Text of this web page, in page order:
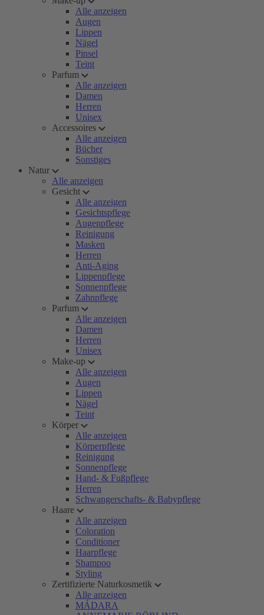
Alle anzeigen
Augen
Lippen
Nägel
Pinsel
Teint
Parfum
Alle anzeigen
Damen
Herren
Unisex
Accessoires
Alle anzeigen
Bücher
Sonstiges
Natur
Alle anzeigen
Gesicht
Alle anzeigen
Gesichtspflege
Augenpflege
Reinigung
Masken
Herren
Anti-Aging
Lippenpflege
Sonnenpflege
Zahnpflege
Parfum
Alle anzeigen
Damen
Herren
Unisex
Make-up
Alle anzeigen
Augen
Lippen
Nägel
Teint
Körper
Alle anzeigen
Körperpflege
Reinigung
Sonnenpflege
Hand- & Fußpflege
Herren
Schwangerschafts- & Babypflege
Haare
Alle anzeigen
Coloration
Conditioner
Haarpflege
Shampoo
Styling
Zertifizierte Naturkosmetik
Alle anzeigen
MÁDARA